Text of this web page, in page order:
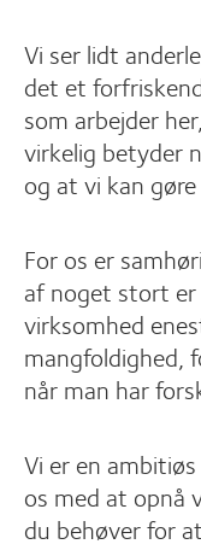
Vi ser lidt
det et
som arbejder
virkelig betyder
og at vi kan
For os er
af noget stort
virksomhed
mangfoldighed,
når man har
Vi er en
os med at opnå
du behøver for